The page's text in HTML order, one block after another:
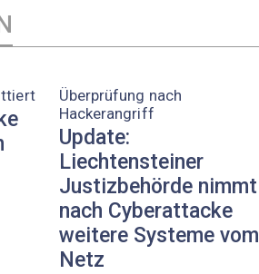
Überprüfung nach
Hackerangriff
Update:
Liechtensteiner
Justizbehörde nimmt
nach Cyberattacke
weitere Systeme vom
Netz